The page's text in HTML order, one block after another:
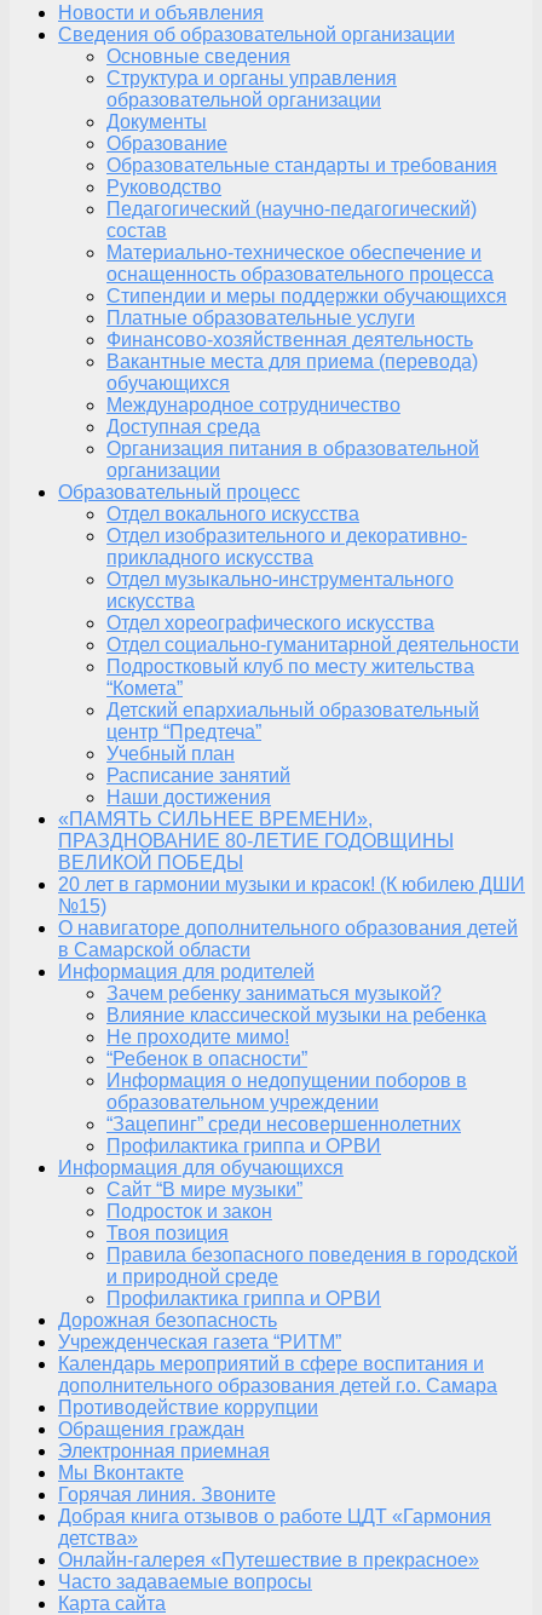
Новости и объявления
Сведения об образовательной организации
Основные сведения
Структура и органы управления
образовательной организации
Документы
Образование
Образовательные стандарты и требования
Руководство
Педагогический (научно-педагогический)
состав
Материально-техническое обеспечение и
оснащенность образовательного процесса
Стипендии и меры поддержки обучающихся
Платные образовательные услуги
Финансово-хозяйственная деятельность
Вакантные места для приема (перевода)
обучающихся
Международное сотрудничество
Доступная среда
Организация питания в образовательной
организации
Образовательный процесс
Отдел вокального искусства
Отдел изобразительного и декоративно-
прикладного искусства
Отдел музыкально-инструментального
искусства
Отдел хореографического искусства
Отдел социально-гуманитарной деятельности
Подростковый клуб по месту жительства
“Комета”
Детский епархиальный образовательный
центр “Предтеча”
Учебный план
Расписание занятий
Наши достижения
«ПАМЯТЬ СИЛЬНЕЕ ВРЕМЕНИ»,
ПРАЗДНОВАНИЕ 80-ЛЕТИЕ ГОДОВЩИНЫ
ВЕЛИКОЙ ПОБЕДЫ
20 лет в гармонии музыки и красок! (К юбилею ДШИ
№15)
О навигаторе дополнительного образования детей
в Самарской области
Информация для родителей
Зачем ребенку заниматься музыкой?
Влияние классической музыки на ребенка
Не проходите мимо!
“Ребенок в опасности”
Информация о недопущении поборов в
образовательном учреждении
“Зацепинг” среди несовершеннолетних
Профилактика гриппа и ОРВИ
Информация для обучающихся
Сайт “В мире музыки”
Подросток и закон
Твоя позиция
Правила безопасного поведения в городской
и природной среде
Профилактика гриппа и ОРВИ
Дорожная безопасность
Учрежденческая газета “РИТМ”
Календарь мероприятий в сфере воспитания и
дополнительного образования детей г.о. Самара
Противодействие коррупции
Обращения граждан
Электронная приемная
Мы Вконтакте
Горячая линия. Звоните
Добрая книга отзывов о работе ЦДТ «Гармония
детства»
Онлайн-галерея «Путешествие в прекрасное»
Часто задаваемые вопросы
Карта сайта